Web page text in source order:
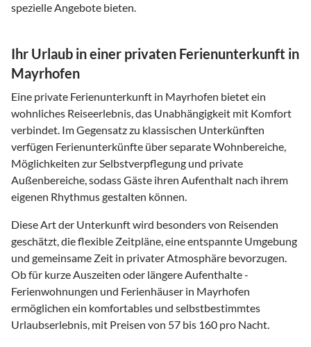
spezielle Angebote bieten.
Ihr Urlaub in einer privaten Ferienunterkunft in
Mayrhofen
Eine private Ferienunterkunft in Mayrhofen bietet ein
wohnliches Reiseerlebnis, das Unabhängigkeit mit Komfort
verbindet. Im Gegensatz zu klassischen Unterkünften
verfügen Ferienunterkünfte über separate Wohnbereiche,
Möglichkeiten zur Selbstverpflegung und private
Außenbereiche, sodass Gäste ihren Aufenthalt nach ihrem
eigenen Rhythmus gestalten können.
Diese Art der Unterkunft wird besonders von Reisenden
geschätzt, die flexible Zeitpläne, eine entspannte Umgebung
und gemeinsame Zeit in privater Atmosphäre bevorzugen.
Ob für kurze Auszeiten oder längere Aufenthalte -
Ferienwohnungen und Ferienhäuser in Mayrhofen
ermöglichen ein komfortables und selbstbestimmtes
Urlaubserlebnis, mit Preisen von 57 bis 160 pro Nacht.